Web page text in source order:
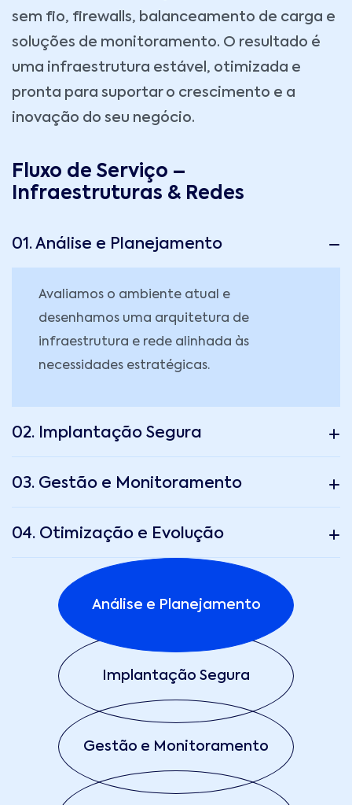
sem fio, firewalls, balanceamento de carga e
soluções de monitoramento. O resultado é
uma infraestrutura estável, otimizada e
pronta para suportar o crescimento e a
inovação do seu negócio.
Fluxo de Serviço –
Infraestruturas & Redes
01. Análise e Planejamento
Avaliamos o ambiente atual e
desenhamos uma arquitetura de
infraestrutura e rede alinhada às
necessidades estratégicas.
02. Implantação Segura
03. Gestão e Monitoramento
04. Otimização e Evolução
Análise e Planejamento
Implantação Segura
Gestão e Monitoramento